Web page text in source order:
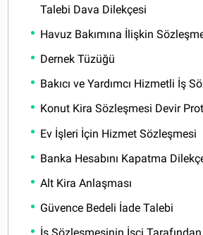
Talebi Dava Dilekçesi
Havuz Bakımına İlişkin
Dernek Tüzüğü
Bakıcı ve Yardımcı Hizmetli İş
Konut Kira Sözleşmesi Devir
Ev İşleri İçin Hizmet Sözleşmesi
Banka Hesabını Kapatma
Alt Kira Anlaşması
Güvence Bedeli İade Talebi